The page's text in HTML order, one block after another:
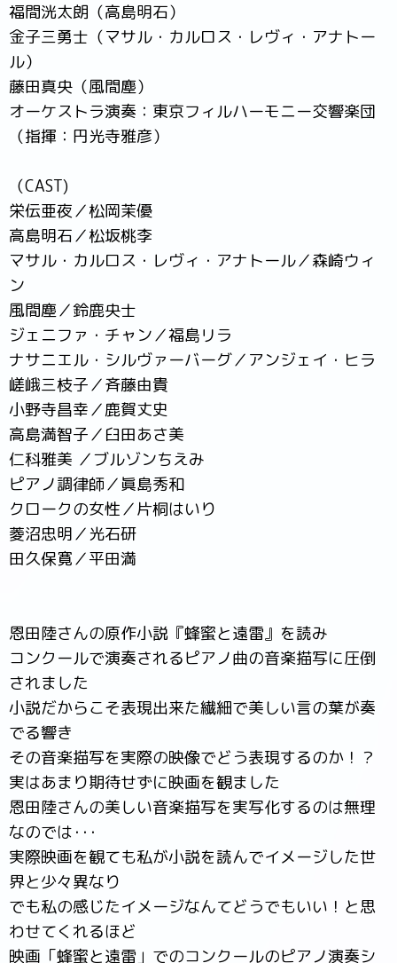
福間洸太朗（高島明石）
金子三勇士（マサル・カルロス・レヴィ・アナトー
ル）
藤田真央（風間塵）
オーケストラ演奏：東京フィルハーモニー交響楽団
（指揮：円光寺雅彦）
（CAST)
栄伝亜夜／松岡茉優
高島明石／松坂桃李
マサル・カルロス・レヴィ・アナトール／森崎ウィ
ン
風間塵／鈴鹿央士
ジェニファ・チャン／福島リラ
ナサニエル・シルヴァーバーグ／アンジェイ・ヒラ
嵯峨三枝子／斉藤由貴
小野寺昌幸／鹿賀丈史
高島満智子／臼田あさ美
仁科雅美 ／ブルゾンちえみ
ピアノ調律師／眞島秀和
クロークの女性／片桐はいり
菱沼忠明／光石研
田久保寛／平田満
恩田陸さんの原作小説『蜂蜜と遠雷』を読み
コンクールで演奏されるピアノ曲の音楽描写に圧倒
されました
小説だからこそ表現出来た繊細で美しい言の葉が奏
でる響き
その音楽描写を実際の映像でどう表現するのか！？
実はあまり期待せずに映画を観ました
恩田陸さんの美しい音楽描写を実写化するのは無理
なのでは･･･
実際映画を観ても私が小説を読んでイメージした世
界と少々異なり
でも私の感じたイメージなんてどうでもいい！と思
わせてくれるほど
映画「蜂蜜と遠雷」でのコンクールのピアノ演奏シ